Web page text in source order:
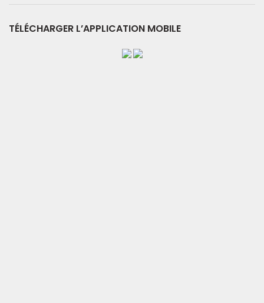
TÉLÉCHARGER L’APPLICATION MOBILE